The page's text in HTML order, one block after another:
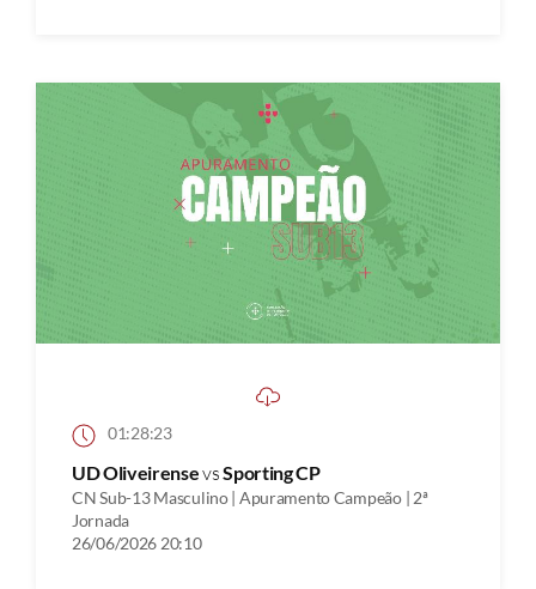
01:28:23
UD OliveirensevsSporting CP
CN Sub-13 Masculino | Apuramento Campeão | 2ª
Jornada
26/06/2026 20:10